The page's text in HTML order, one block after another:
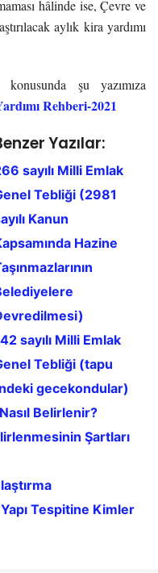
hâlinde ise, Çevre ve
aylık kira yardımı
şu yazımıza
Rehberi-2021
Yazılar:
sayılı Milli Emlak
Tebliği (2981
Kanun
Hazine
sayılı Milli Emlak
Tebliği (tapu
gecekondular)
Belirlenir?
Şartları
Tespitine Kimler